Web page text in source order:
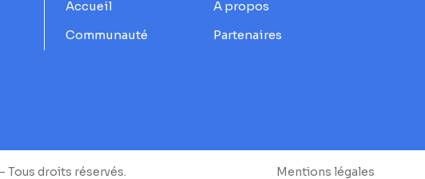
Accueil
A propos
Communauté
Partenaires
Tous droits réservés. Mentions légales